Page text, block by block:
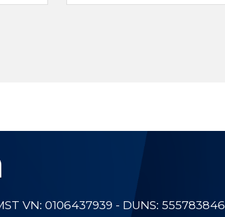
VN: 0106437939 - DUNS: 555783846